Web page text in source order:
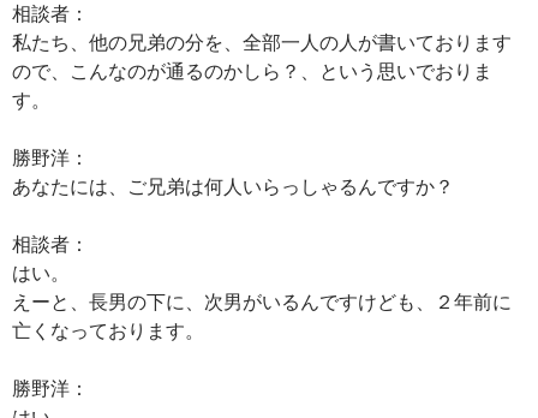
相談者：
私たち、他の兄弟の分を、全部一人の人が書いております
ので、こんなのが通るのかしら？、という思いでおりま
す。
勝野洋：
あなたには、ご兄弟は何人いらっしゃるんですか？
相談者：
はい。
えーと、長男の下に、次男がいるんですけども、２年前に
亡くなっております。
勝野洋：